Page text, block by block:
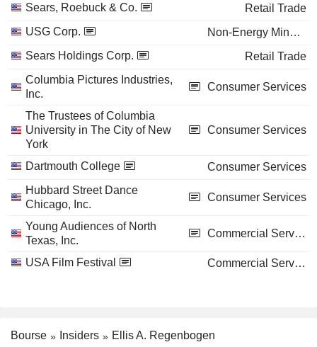
Sears, Roebuck & Co.
Retail Trade
USG Corp.
Non-Energy Minerals
Sears Holdings Corp.
Retail Trade
Columbia Pictures Industries,
Inc.
Consumer Services
The Trustees of Columbia
University in The City of New
York
Consumer Services
Dartmouth College
Consumer Services
Hubbard Street Dance
Chicago, Inc.
Consumer Services
Young Audiences of North
Texas, Inc.
Commercial Services
USA Film Festival Commercial Services
Bourse Insiders Ellis A. Regenbogen